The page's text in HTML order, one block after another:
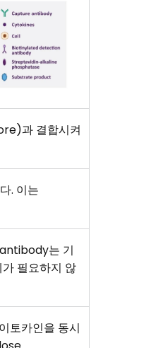
과 결합시켜
. 이는
는 기
필요하지 않
토카인을 동시